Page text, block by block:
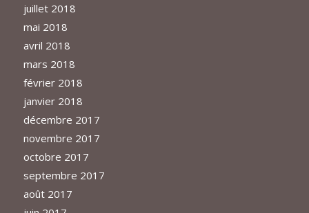
juillet 2018
mai 2018
avril 2018
mars 2018
février 2018
janvier 2018
décembre 2017
novembre 2017
octobre 2017
septembre 2017
août 2017